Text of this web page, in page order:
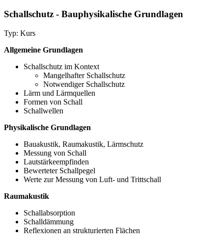
Schallschutz - Bauphysikalische Grundlagen
Typ: Kurs
Allgemeine Grundlagen
Schallschutz im Kontext
Mangelhafter Schallschutz
Notwendiger Schallschutz
Lärm und Lärmquellen
Formen von Schall
Schallwellen
Physikalische Grundlagen
Bauakustik, Raumakustik, Lärmschutz
Messung von Schall
Lautstärkeempfinden
Bewerteter Schallpegel
Werte zur Messung von Luft- und Trittschall
Raumakustik
Schallabsorption
Schalldämmung
Reflexionen an strukturierten Flächen